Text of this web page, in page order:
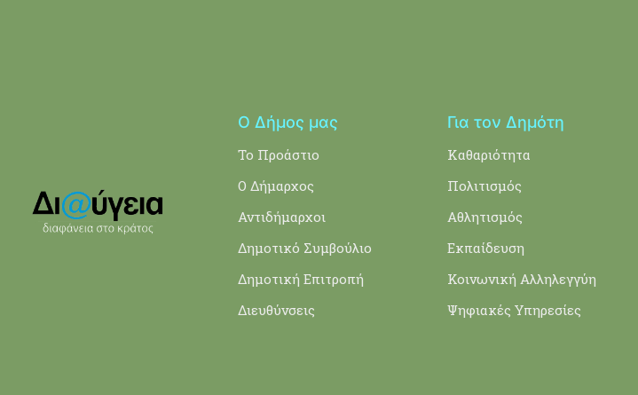
Ο Δήμος μας
Το Προάστιο
Ο Δήμαρχος
Αντιδήμαρχοι
Δημοτικό Συμβούλιο
Δημοτική Επιτροπή
Διευθύνσεις
Για τον Δημότη
Καθαριότητα
Πολιτισμός
Αθλητισμός
Εκπαίδευση
Κοινωνική Αλληλεγγύη
Ψηφιακές Υπηρεσίες